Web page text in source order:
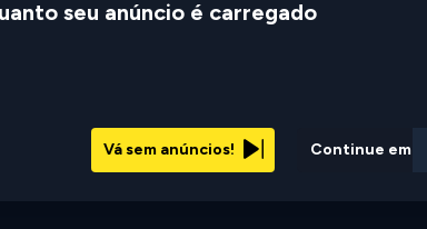
seu anúncio é carregado
Continue em
Vá sem anúncios!